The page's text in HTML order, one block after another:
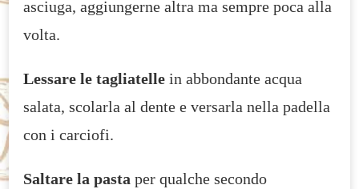
asciuga, aggiungerne altra ma sempre poca alla
volta.
Lessare le tagliatelle in abbondante acqua
salata, scolarla al dente e versarla nella padella
con i carciofi.
Saltare la pasta per qualche secondo